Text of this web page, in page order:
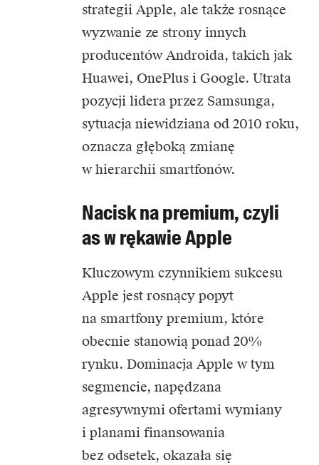
strategii Apple, ale także rosnące
wyzwanie ze strony innych
producentów Androida, takich jak
Huawei, OnePlus i Google. Utrata
pozycji lidera przez Samsunga,
sytuacja niewidziana od 2010 roku,
oznacza głęboką zmianę
w hierarchii smartfonów.
Nacisk na premium, czyli
as w rękawie Apple
Kluczowym czynnikiem sukcesu
Apple jest rosnący popyt
na smartfony premium, które
obecnie stanowią ponad 20%
rynku. Dominacja Apple w tym
segmencie, napędzana
agresywnymi ofertami wymiany
i planami finansowania
bez odsetek, okazała się